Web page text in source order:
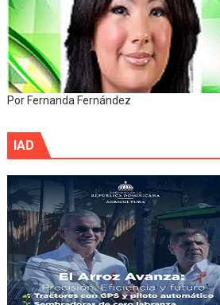
Por Fernanda Fernández
IAD